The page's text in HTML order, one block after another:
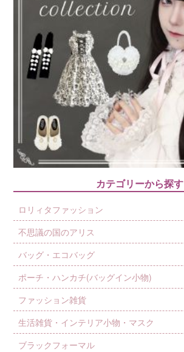
カテゴリーから探す
ロリィタファッション
不思議の国のアリス
バッグ・エコバッグ
ポーチ・ハンカチ(バッグイン小物)
ファッション雑貨
生活雑貨・インテリア小物・マスク
ブラックフォーマル